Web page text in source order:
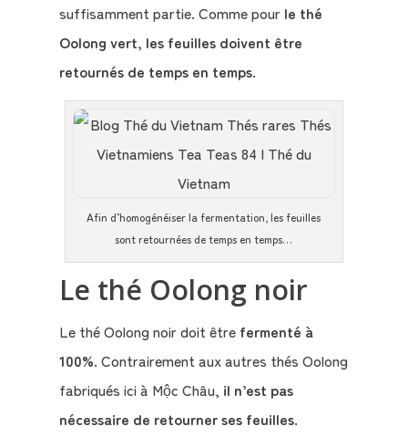
suffisamment partie. Comme pour le thé
Oolong vert, les feuilles doivent être
retournés de temps en temps.
Afin d’homogénéiser la fermentation, les feuilles
sont retournées de temps en temps…
Le thé Oolong noir
Le thé Oolong noir doit être fermenté à
100%. Contrairement aux autres thés Oolong
fabriqués ici à Mộc Châu, il n’est pas
nécessaire de retourner ses feuilles.